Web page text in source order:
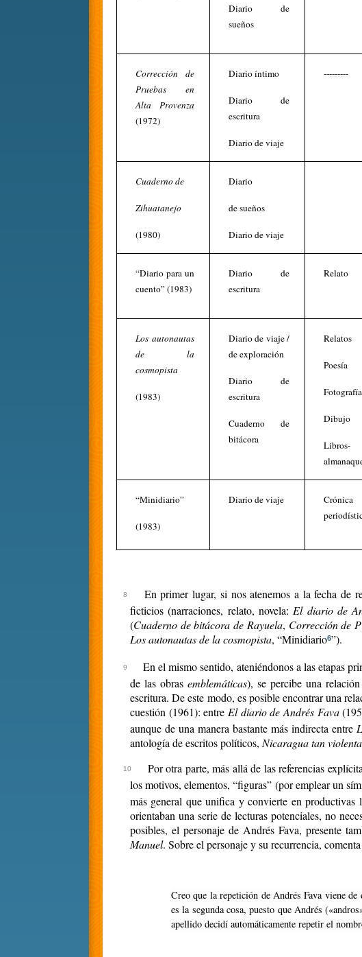
Diario de
sueños
Corrección de
Pruebas en
Alta Provenza
(1972)
Diario íntimo
Diario de
escritura
Diario de viaje
---------
Cuaderno de
Zihuatanejo
(1980)
Diario
de sueños
Diario de viaje
“Diario para un
cuento” (1983)
Diario de
escritura
Relato
Los autonautas
de la
cosmopista
(1983)
Diario de viaje /
de exploración
Diario de
escritura
Cuaderno de
bitácora
Relatos
Poesía
Fotografía
Dibujo
Libros-
“Minidiario”
(1983)
Diario de viaje
Crónica
En primer lugar, si nos atenemos a la fecha de
ficticios (narraciones, relato, novela: El diario de
(Cuaderno de bitácora de Rayuela, Corrección de
Los autonautas de la cosmopista, “Minidiario6”).
En el mismo sentido, ateniéndonos a las etapas
de las obras emblemáticas), se percibe una
escritura. De este modo, es posible encontrar una
cuestión (1961): entre El diario de Andrés Fava
aunque de una manera bastante más indirecta entre
antología de escritos políticos, Nicaragua tan
Por otra parte, más allá de las referencias
los motivos, elementos, “figuras” (por emplear un
más general que unifica y convierte en productivas
orientaban una serie de lecturas potenciales, no
posibles, el personaje de Andrés Fava, presente
Manuel. Sobre el personaje y su recurrencia,
Creo que la repetición de Andrés Fava viene
es la segunda cosa, puesto que Andrés
apellido decidí automáticamente repetir el